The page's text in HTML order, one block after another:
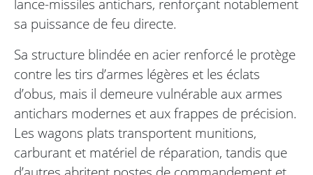
lance-missiles antichars, renforçant notablement
sa puissance de feu directe.
Sa structure blindée en acier renforcé le protège
contre les tirs d’armes légères et les éclats
d’obus, mais il demeure vulnérable aux armes
antichars modernes et aux frappes de précision.
Les wagons plats transportent munitions,
carburant et matériel de réparation, tandis que